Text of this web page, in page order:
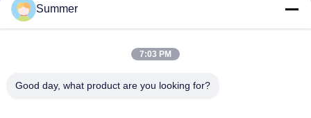
携帯用内視鏡カメラ
医学の内視鏡のカメラ
完全なHDの内視鏡のカメラ システム
柔軟な内視鏡カメラシステム
Summer
7:03 PM
Good day, what product are you looking for?